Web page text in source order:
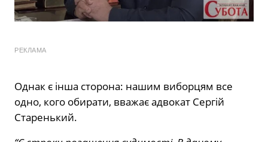
РЕКЛАМА
Однак є інша сторона: нашим виборцям все
одно, кого обирати, вважає адвокат Сергій
Старенький.